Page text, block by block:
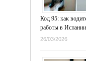
Код 95: как
работы в Испании
26/03/2026